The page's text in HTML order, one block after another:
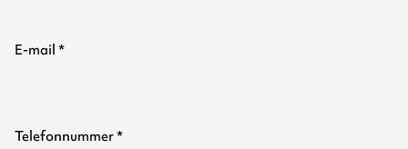
E-mail*
Telefonnummer*